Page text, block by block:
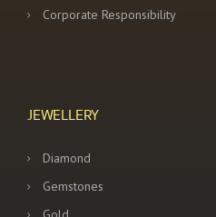
Corporate Responsibility
JEWELLERY
Diamond
Gemstones